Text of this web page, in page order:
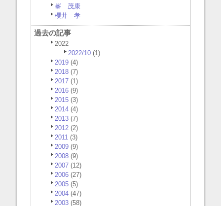
峯 茂康
櫻井 孝
過去の記事
2022
2022/10(1)
2019(4)
2018(7)
2017(1)
2016(9)
2015(3)
2014(4)
2013(7)
2012(2)
2011 (3)
2009(9)
2008(9)
2007(12)
2006(27)
2005(5)
2004(47)
2003(58)